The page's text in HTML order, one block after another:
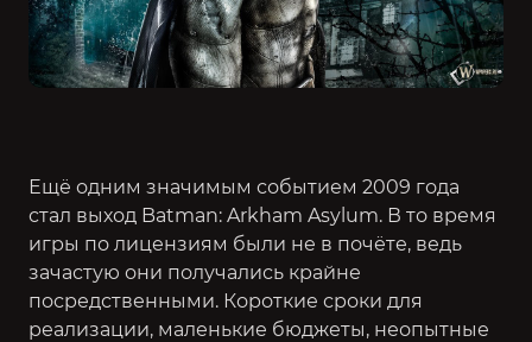
Ещё одним значимым событием 2009 года
стал выход Batman: Arkham Asylum. В то время
игры по лицензиям были не в почёте, ведь
зачастую они получались крайне
посредственными. Короткие сроки для
реализации, маленькие бюджеты, неопытные